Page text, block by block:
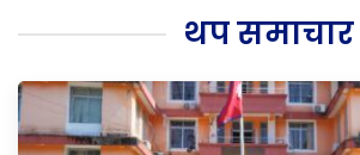
थप समाचार